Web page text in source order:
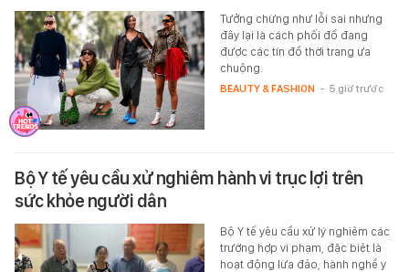
Tưởng chừng như lỗi sai nhưng
đây lại là cách phối đồ đang
được các tín đồ thời trang ưa
chuộng.
BEAUTY & FASHION - 5 giờ trước
Bộ Y tế yêu cầu xử nghiêm hành vi trục lợi trên
sức khỏe người dân
Bộ Y tế yêu cầu xử lý nghiêm các
trường hợp vi phạm, đặc biệt là
hoạt động lừa đảo, hành nghề y